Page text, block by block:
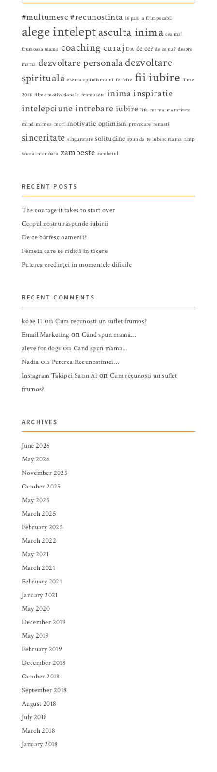
#multumesc #recunostinta 16 pasi a fi impecabil
alege inteleptasculta inima cea mai
frumoasa mama coaching curaj DA de ce? de ce nu? despre
mama dezvoltare personala dezvoltare
spirituala esenta optimismului fericire fii iubire filme
2018 filme motivationale frumusete inimainspiratie
intelepciuneintrebare iubire life mama maturitate
mind mintea mori motivatie optimism provocare renasti
sinceritate singuratate solitudine spun da te iubesc mama timp
vocea interioara zambeste zambetul
RECENT POSTS
The courage it takes to start over
Corpul nostru răspunde iubirii
De ce bârfesc oamenii?
Femeia care se ridică în tăcere
Puterea credinței în momentele dificile
RECENT COMMENTS
kobe 11 onCum recunosti un suflet frumos?
Email Marketing onCând spun mamă…
aleve for dogs onCând spun mamă…
Nadiaon Puterea Recunostintei…
İnstagram Takipçi Satın Al on Cum recunosti un suflet
frumos?
ARCHIVES
June 2026
May 2026
November 2025
October 2025
May 2025
March 2025
February 2025
March 2022
May 2021
March 2021
February 2021
January 2021
May 2020
December 2019
May 2019
February 2019
December 2018
October 2018
September 2018
August 2018
July 2018
March 2018
January 2018